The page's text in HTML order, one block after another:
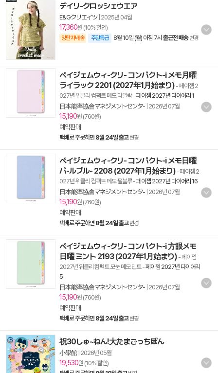
デイリ-クロッシェウエア
E&Gクリエイツ 2025년 04월
17,360원 (10% 할인)
양탄자배송 주말특급 8월 10일 (월) 아침 7시 출근전 배송 변경
ペイジェムウィ-クリ- コンパクト-i メモ月曜
ライラック 2201 (2027年1月始まり) - 페이젬 2
027년 위클리 컴펙트 메모 라일락-페이젬 2027년 다이어리 1
日本能率協會マネジメントセンタ- 2026년 07월
15,190원 (760원)
예약판매
택배로 주문하면 8월 24일 출고 변경
ペイジェムウィ-クリ- コンパクト-i メモ日曜
パ-ルブル- 2208 (2027年1月始まり) - 페이젬 2
027년 위클리 컴펙트 메모 펄블루-페이젬 2027년 다이어리 16
日本能率協會マネジメントセンタ- 2026년 07월
15,190원 (760원)
예약판매
택배로 주문하면 8월 24일 출고 변경
ペイジェムウィ-クリ- コンパクト-i 方眼メモ
日曜 ミント 2193 (2027年1月始まり) - 페이젬
2027년 위클리 컴펙트 모눈 메모 민트-페이젬 2027년 다이어리
5
日本能率協會マネジメントセンタ- 2026년 07월
15,190원 (760원)
예약판매
택배로 주문하면 8월 24일 출고 변경
祝30しゅ~ねん!大たまごっちぼん
小學館| 2026년 05월
19,530원 (10% 할인)